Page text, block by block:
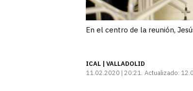
En el centro de la reunión,
ICAL | VALLADOLID
11.02.2020 | 20:21 Actualizado: